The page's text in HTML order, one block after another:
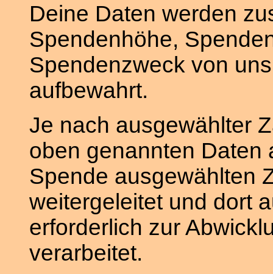
Deine Daten werden
Spendenhöhe,
Spendenzweck von
aufbewahrt.
Je nach ausgewählter
oben genannten Daten
Spende ausgewählten
weitergeleitet und dort
erforderlich zur
verarbeitet.